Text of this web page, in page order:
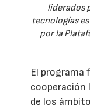
liderados
tecnologías
por la
El programa
cooperación
de los